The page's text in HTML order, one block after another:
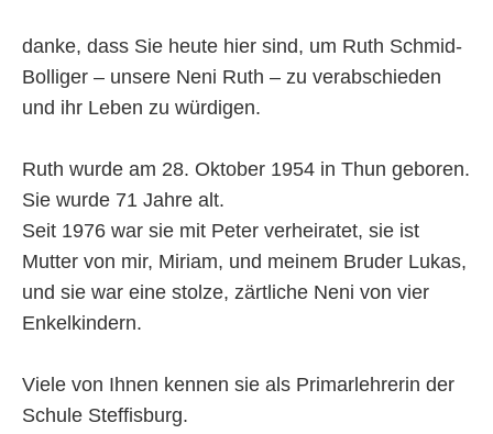
danke, dass Sie heute hier sind, um Ruth Schmid-
Bolliger – unsere Neni Ruth – zu verabschieden
und ihr Leben zu würdigen.
Ruth wurde am 28. Oktober 1954 in Thun geboren.
Sie wurde 71 Jahre alt.
Seit 1976 war sie mit Peter verheiratet, sie ist
Mutter von mir, Miriam, und meinem Bruder Lukas,
und sie war eine stolze, zärtliche Neni von vier
Enkelkindern.
Viele von Ihnen kennen sie als Primarlehrerin der
Schule Steffisburg.